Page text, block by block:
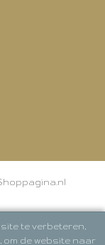
te verbeteren,
om de website naar